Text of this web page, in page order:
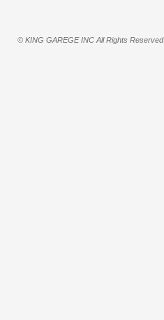
© KING GAREGE INC All Rights Reserved